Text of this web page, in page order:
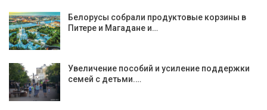
Белорусы собрали продуктовые корзины в
Питере и Магадане и…
Увеличение пособий и усиление поддержки
семей с детьми.…